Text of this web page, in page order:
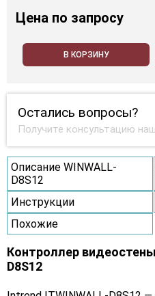
Цена по запросу
В КОРЗИНУ
Остались вопросы?
Получите консультацию
Описание WINWALL-
D8S12
Инструкции
Похожие
Контроллер
D8S12